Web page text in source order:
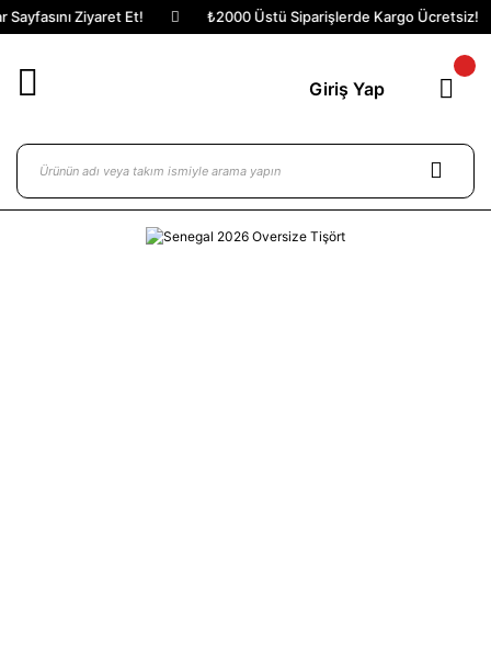
Ziyaret Et! ₺2000 Üstü Siparişlerde Kargo Ücretsiz!
Giriş Yap